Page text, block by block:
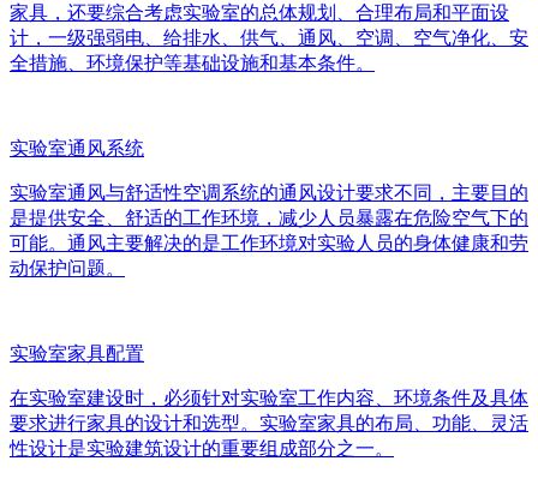
家具，还要综合考虑实验室的总体规划、合理布局和平面设
计，一级强弱电、给排水、供气、通风、空调、空气净化、安
全措施、环境保护等基础设施和基本条件。
实验室通风系统
实验室通风与舒适性空调系统的通风设计要求不同，主要目的
是提供安全、舒适的工作环境，减少人员暴露在危险空气下的
可能。通风主要解决的是工作环境对实验人员的身体健康和劳
动保护问题。
实验室家具配置
在实验室建设时，必须针对实验室工作内容、环境条件及具体
要求进行家具的设计和选型。实验室家具的布局、功能、灵活
性设计是实验建筑设计的重要组成部分之一。